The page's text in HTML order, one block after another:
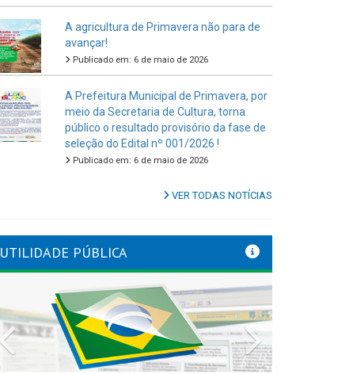
A agricultura de Primavera não para de
avançar!
Publicado em: 6 de maio de 2026
A Prefeitura Municipal de Primavera, por
meio da Secretaria de Cultura, torna
público o resultado provisório da fase de
seleção do Edital nº 001/2026 !
Publicado em: 6 de maio de 2026
VER TODAS NOTÍCIAS
UTILIDADE PÚBLICA
Previous